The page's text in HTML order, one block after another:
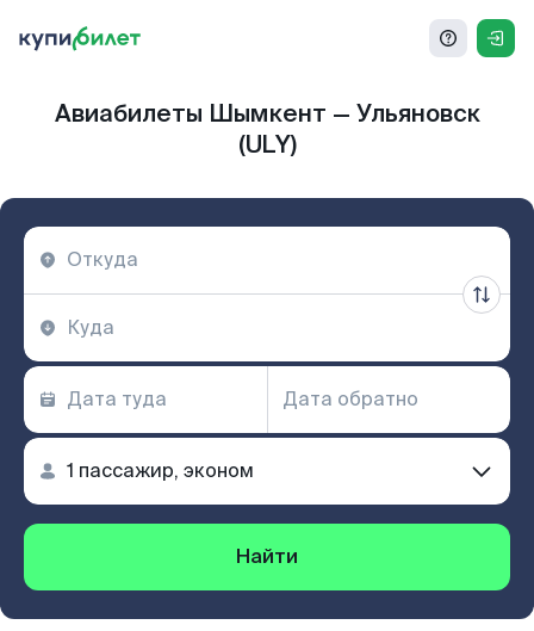
Авиабилеты Шымкент — Ульяновск
(ULY)
Найти